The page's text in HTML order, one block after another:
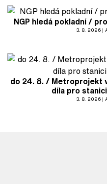
NGP hledá pokladní /
3. 8. 2026
do 24. 8. / Metroprojekt
díla pro
3. 8. 2026